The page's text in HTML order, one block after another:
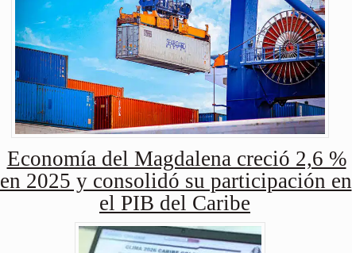
Economía del Magdalena creció 2,6 %
en 2025 y consolidó su participación en
el PIB del Caribe